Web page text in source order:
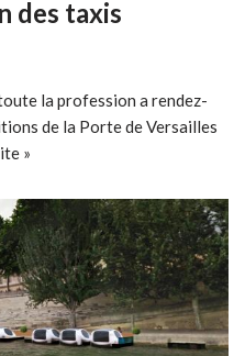
des taxis
la profession a rendez-
de la Porte de Versailles
»